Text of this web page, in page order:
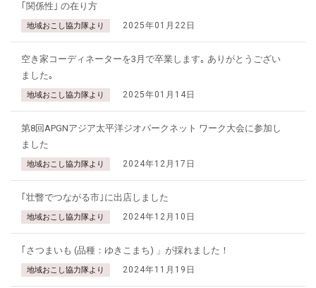
｢関係性｣ の在り方
地域おこし協力隊より 2025年01月22日
空き家コーディネーターを3月で卒業します｡ ありがとうござい
ました｡
地域おこし協力隊より 2025年01月14日
第8回APGNアジア太平洋ジオパークネット ワーク大会に参加し
ました
地域おこし協力隊より 2024年12月17日
｢壮瞥でつながる市｣に出店しました
地域おこし協力隊より 2024年12月10日
｢さつまいも (品種：ゆきこまち) 」が採れました！
地域おこし協力隊より 2024年11月19日